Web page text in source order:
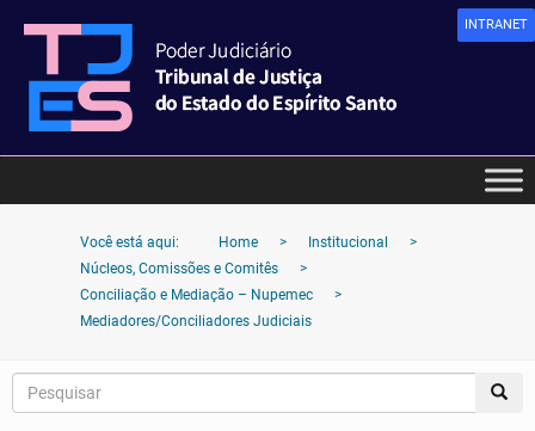
INTRANET
Você está aqui: Home > Institucional
>
Núcleos, Comissões e Comitês
>
Conciliação e Mediação – Nupemec
>
Mediadores/Conciliadores Judiciais